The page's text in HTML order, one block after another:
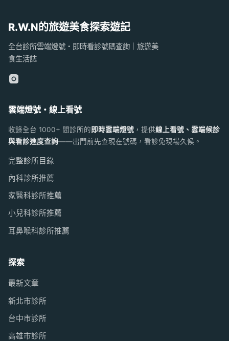
R.W.N的旅遊美食探索遊記
全台診所雲端燈號・即時看診號碼查詢｜旅遊美
食生活誌
雲端燈號・線上看號
收錄全台 1000+ 間診所的 即時雲端燈號 ，提供線上看號、雲端候診
與看診進度查詢——出門前先查現在號碼，看診免現場久候。
完整診所目錄
內科診所推薦
家醫科診所推薦
小兒科診所推薦
耳鼻喉科診所推薦
探索
最新文章
新北市診所
台中市診所
高雄市診所